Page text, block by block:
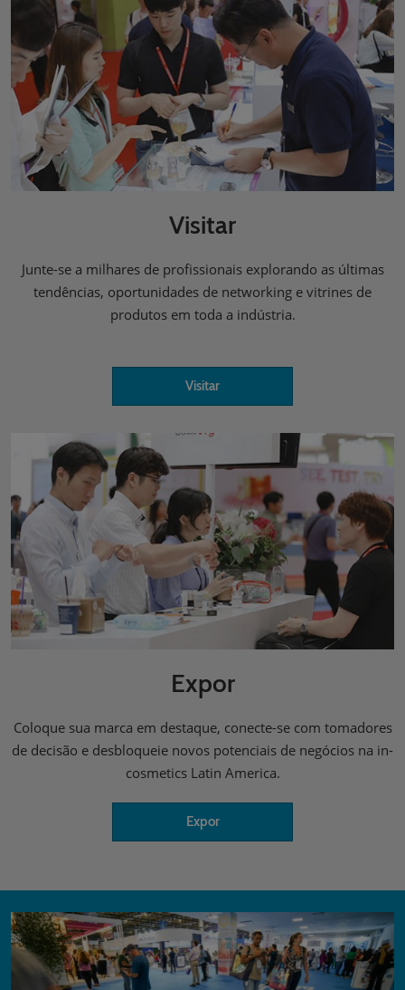
Visitar
Junte-se a milhares de profissionais explorando as últimas
tendências, oportunidades de networking e vitrines de
produtos em toda a indústria.
Visitar
Expor
Coloque sua marca em destaque, conecte-se com tomadores
de decisão e desbloqueie novos potenciais de negócios na in-
cosmetics Latin America.
Expor